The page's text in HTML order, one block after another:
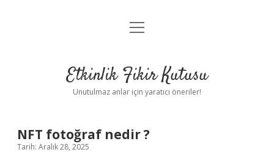
Anasayfa
Yasal Uyarı
menüyü
Etkinlik Fikir Kutusu
Unutulmaz anlar için yaratıcı öneriler!
NFT fotoğraf nedir ?
Tarih: Aralık 28, 2025